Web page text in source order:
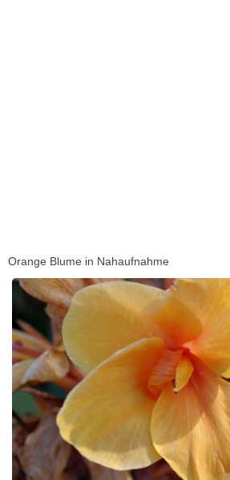
Orange Blume in Nahaufnahme